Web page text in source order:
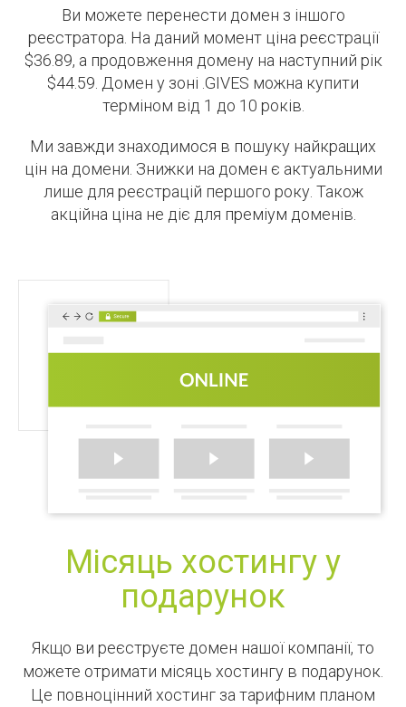
Ви можете перенести домен з іншого
реєстратора. На даний момент ціна реєстрації
$36.89, а продовження домену на наступний рік
$44.59. Домен у зоні .GIVES можна купити
терміном від 1 до 10 років.
Ми завжди знаходимося в пошуку найкращих
цін на домени. Знижки на домен є актуальними
лише для реєстрацій першого року. Також
акційна ціна не діє для преміум доменів.
Місяць хостингу у
подарунок
Якщо ви реєструєте домен нашої компанії, то
можете отримати місяць хостингу в подарунок.
Це повноцінний хостинг за тарифним планом